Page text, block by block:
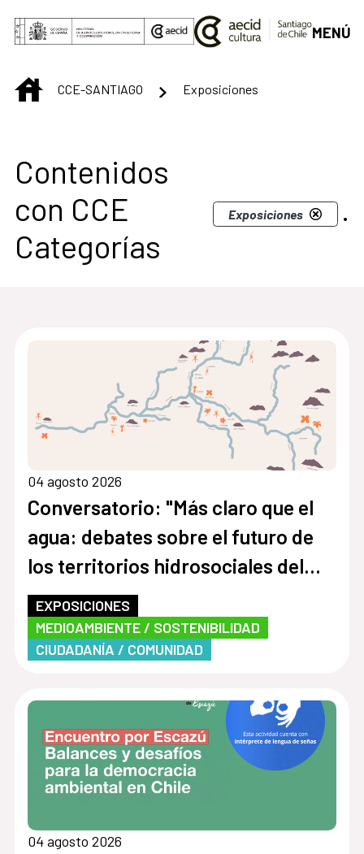
Saltar al contenido principal
MENÚ
INICIOCCE-SANTIAGO Exposiciones
Centro Cultural de
Contenidos
con CCE
Categorías
Exposiciones .
04 agosto 2026
Conversatorio: "Más claro que el
agua: debates sobre el futuro de
los territorios hidrosociales del
Aconcagua y El Maipo"
EXPOSICIONES
MEDIOAMBIENTE / SOSTENIBILIDAD
CIUDADANÍA / COMUNIDAD
04 agosto 2026